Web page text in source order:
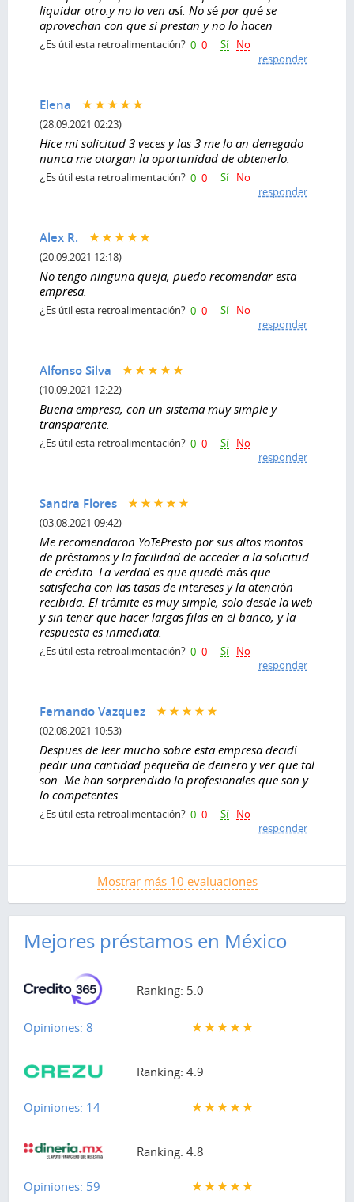
liquidar otro.y no lo ven así. No sé por qué se
aprovechan con que si prestan y no lo hacen
¿Es útil esta retroalimentación? 0 0 Sí No
responder
Elena
(28.09.2021 02:23)
Hice mi solicitud 3 veces y las 3 me lo an denegado
nunca me otorgan la oportunidad de obtenerlo.
¿Es útil esta retroalimentación? 0 0 Sí No
responder
Alex R.
(20.09.2021 12:18)
No tengo ninguna queja, puedo recomendar esta
empresa.
¿Es útil esta retroalimentación? 0 0 Sí No
responder
Alfonso Silva
(10.09.2021 12:22)
Buena empresa, con un sistema muy simple y
transparente.
¿Es útil esta retroalimentación? 0 0 Sí No
responder
Sandra Flores
(03.08.2021 09:42)
Me recomendaron YoTePresto por sus altos montos
de préstamos y la facilidad de acceder a la solicitud
de crédito. La verdad es que quedé más que
satisfecha con las tasas de intereses y la atención
recibida. El trámite es muy simple, solo desde la web
y sin tener que hacer largas filas en el banco, y la
respuesta es inmediata.
¿Es útil esta retroalimentación? 0 0 Sí No
responder
Fernando Vazquez
(02.08.2021 10:53)
Despues de leer mucho sobre esta empresa decidí
pedir una cantidad pequeña de deinero y ver que tal
son. Me han sorprendido lo profesionales que son y
lo competentes
¿Es útil esta retroalimentación? 0 0 Sí No
responder
Mostrar más 10 evaluaciones
Mejores préstamos en México
Ranking: 5.0
Opiniones: 8
Ranking: 4.9
Opiniones: 14
Ranking: 4.8
Opiniones: 59